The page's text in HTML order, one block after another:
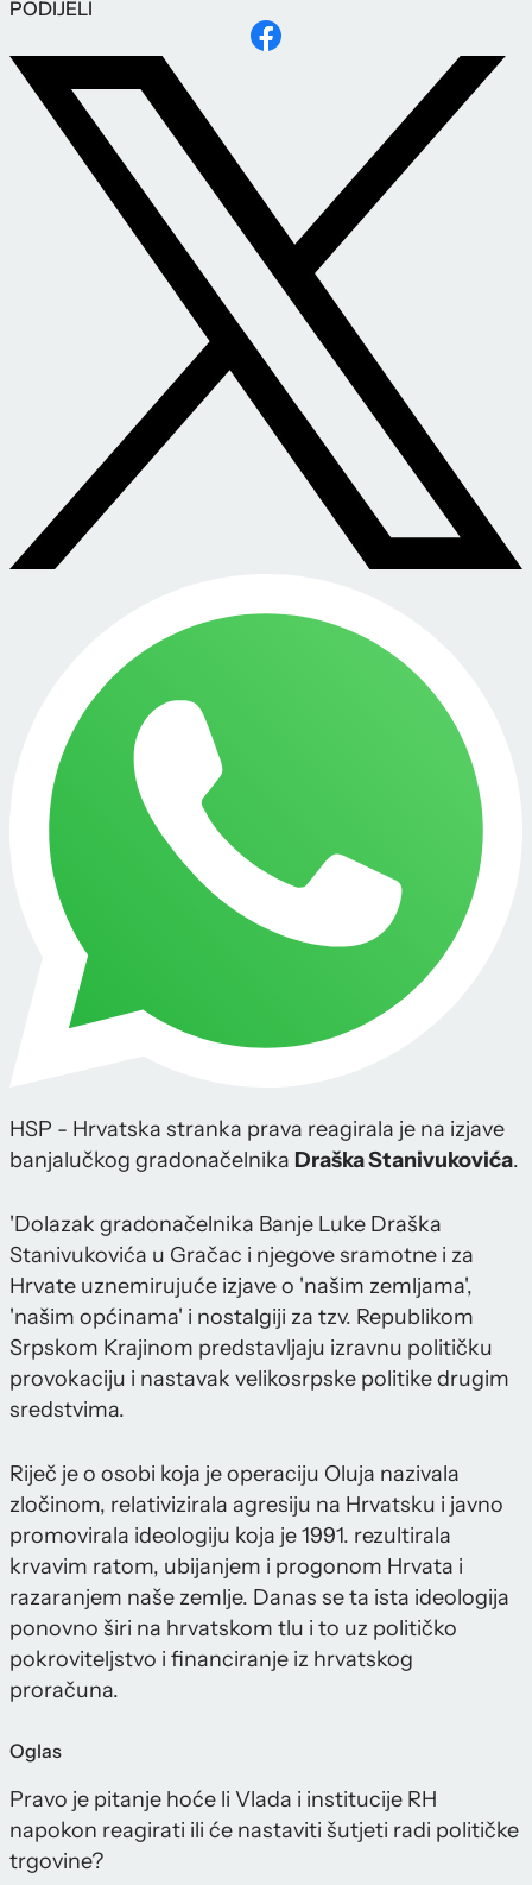
PODIJELI
HSP - Hrvatska stranka prava reagirala je na izjave
banjalučkog gradonačelnika Draška Stanivukovića.
'Dolazak gradonačelnika Banje Luke Draška
Stanivukovića u Gračac i njegove sramotne i za
Hrvate uznemirujuće izjave o 'našim zemljama',
'našim općinama' i nostalgiji za tzv. Republikom
Srpskom Krajinom predstavljaju izravnu političku
provokaciju i nastavak velikosrpske politike drugim
sredstvima.
Riječ je o osobi koja je operaciju Oluja nazivala
zločinom, relativizirala agresiju na Hrvatsku i javno
promovirala ideologiju koja je 1991. rezultirala
krvavim ratom, ubijanjem i progonom Hrvata i
razaranjem naše zemlje. Danas se ta ista ideologija
ponovno širi na hrvatskom tlu i to uz političko
pokroviteljstvo i financiranje iz hrvatskog
proračuna.
Oglas
Pravo je pitanje hoće li Vlada i institucije RH
napokon reagirati ili će nastaviti šutjeti radi političke
trgovine?